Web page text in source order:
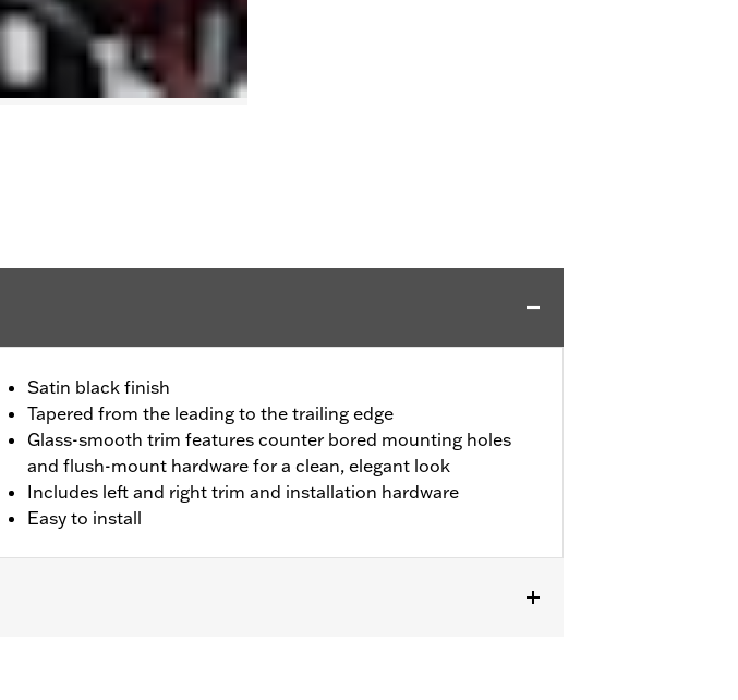
Satin black finish
Tapered from the leading to the trailing edge
Glass-smooth trim features counter bored mounting holes
and flush-mount hardware for a clean, elegant look
Includes left and right trim and installation hardware
Easy to install